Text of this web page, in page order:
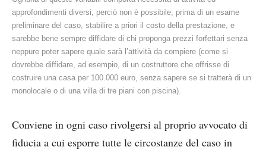
approfondimenti diversi, perciò non è possibile, prima di un esame
preliminare del caso, stabilire a priori il costo della prestazione, e
sarebbe bene sempre diffidare di chi proponga prezzi forfettari senza
neppure poter sapere quale sarà l’attività da compiere (come si
dovrebbe diffidare, ad esempio, di un costruttore che offrisse di
costruire una casa per 100.000 euro, senza sapere se si tratterà di un
monolocale o di una villa di tre piani con piscina).
Conviene in ogni caso rivolgersi al proprio avvocato di
fiducia a cui esporre tutte le circostanze del caso in